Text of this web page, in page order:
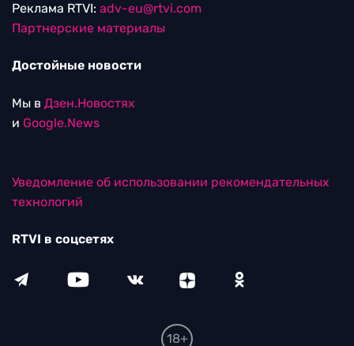
Реклама RTVI: adv-eu@rtvi.com
Партнерские материалы
Достойные новости
Мы в Дзен.Новостях
и Google.News
Уведомление об использовании рекомендательных
технологий
RTVI в соцсетях
18+